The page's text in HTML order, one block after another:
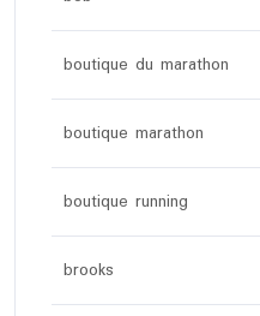
boutique du marathon
boutique marathon
boutique running
brooks